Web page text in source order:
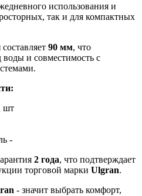
использования и
так и для компактных
90 мм, что
воды и совместимость с
шт
-
2 года, что подтверждает
торговой марки Ulgran.
- значит выбрать комфорт,